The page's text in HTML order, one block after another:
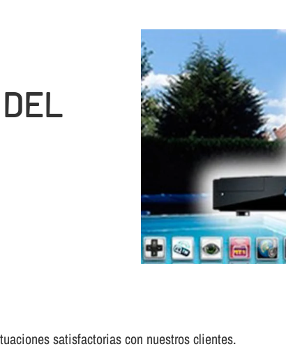
satisfactorias con nuestros clientes.